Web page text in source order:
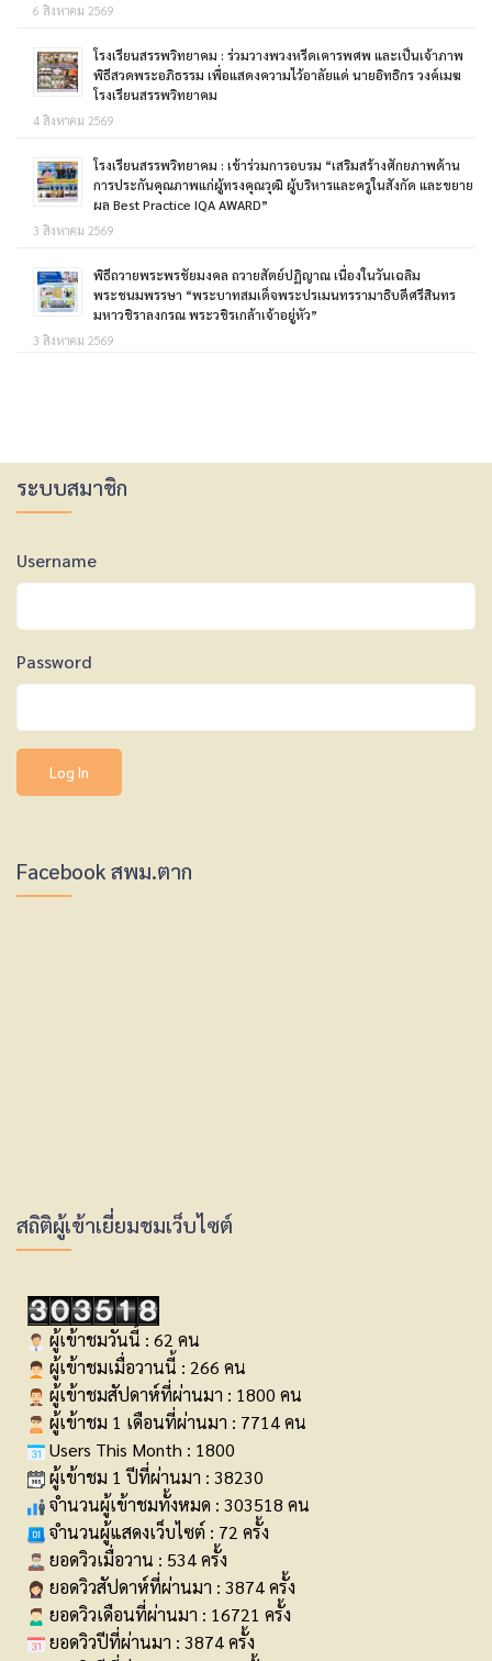
6 สิงหาคม 2569
โรงเรียนสรรพวิทยาคม : ร่วมวางพวงหรีดเคารพศพ และเป็นเจ้าภาพ
พิธีสวดพระอภิธรรม เพื่อแสดงความไว้อาลัยแด่ นายอิทธิกร วงค์เมฆ
โรงเรียนสรรพวิทยาคม
4 สิงหาคม 2569
โรงเรียนสรรพวิทยาคม : เข้าร่วมการอบรม “เสริมสร้างศักยภาพด้าน
การประกันคุณภาพแก่ผู้ทรงคุณวุฒิ ผู้บริหารและครูในสังกัด และขยาย
ผล Best Practice IQA AWARD”
3 สิงหาคม 2569
พิธีถวายพระพรชัยมงคล ถวายสัตย์ปฏิญาณ เนื่องในวันเฉลิม
พระชนมพรรษา “พระบาทสมเด็จพระปรเมนทรรามาธิบดีศรีสินทร
มหาวชิราลงกรณ พระวชิรเกล้าเจ้าอยู่หัว”
3 สิงหาคม 2569
ระบบสมาชิก
Username
Password
Facebook สพม.ตาก
สถิติผู้เข้าเยี่ยมชมเว็บไซต์
ผู้เข้าชมวันนี้ : 62 คน
ผู้เข้าชมเมื่อวานนี้ : 266 คน
ผู้เข้าชมสัปดาห์ที่ผ่านมา : 1800 คน
ผู้เข้าชม 1 เดือนที่ผ่านมา : 7714 คน
Users This Month : 1800
ผู้เข้าชม 1 ปีที่ผ่านมา : 38230
จำนวนผู้เข้าชมทั้งหมด : 303518 คน
จำนวนผู้แสดงเว็บไซต์ : 72 ครั้ง
ยอดวิวเมื่อวาน : 534 ครั้ง
ยอดวิวสัปดาห์ที่ผ่านมา : 3874 ครั้ง
ยอดวิวเดือนที่ผ่านมา : 16721 ครั้ง
ยอดวิวปีที่ผ่านมา : 3874 ครั้ง